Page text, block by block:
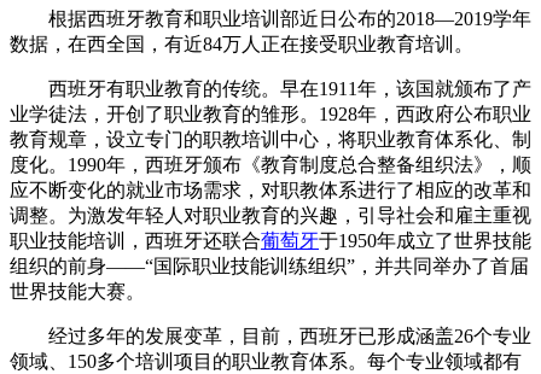
根据西班牙教育和职业培训部近日公布的2018—2019学年
数据，在西全国，有近84万人正在接受职业教育培训。
西班牙有职业教育的传统。早在1911年，该国就颁布了产
业学徒法，开创了职业教育的雏形。1928年，西政府公布职业
教育规章，设立专门的职教培训中心，将职业教育体系化、制
度化。1990年，西班牙颁布《教育制度总合整备组织法》，顺
应不断变化的就业市场需求，对职教体系进行了相应的改革和
调整。为激发年轻人对职业教育的兴趣，引导社会和雇主重视
职业技能培训，西班牙还联合葡萄牙于1950年成立了世界技能
组织的前身——“国际职业技能训练组织”，并共同举办了首届
世界技能大赛。
经过多年的发展变革，目前，西班牙已形成涵盖26个专业
领域、150多个培训项目的职业教育体系。每个专业领域都有